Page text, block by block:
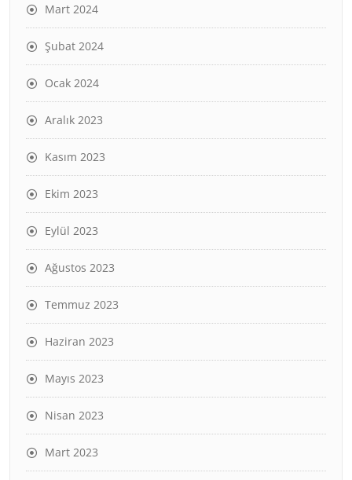
Mart 2024
Şubat 2024
Ocak 2024
Aralık 2023
Kasım 2023
Ekim 2023
Eylül 2023
Ağustos 2023
Temmuz 2023
Haziran 2023
Mayıs 2023
Nisan 2023
Mart 2023